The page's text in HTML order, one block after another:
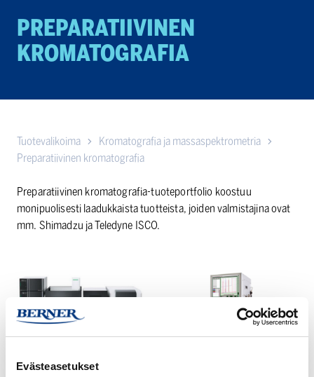
Evästeasetukset
PREPARATII­VINEN
KROMATOGRAFIA
Tuotevalikoima
Kromatografia ja massaspektrometria
Preparatiivinen kromatografia
Preparatiivinen kromatografia-tuoteportfolio koostuu
monipuolisesti laadukkaista tuotteista, joiden valmistajina ovat
mm. Shimadzu ja Teledyne ISCO.
Shimadzu
Nexera
Prep
SHIMADZU NEXERA PREP